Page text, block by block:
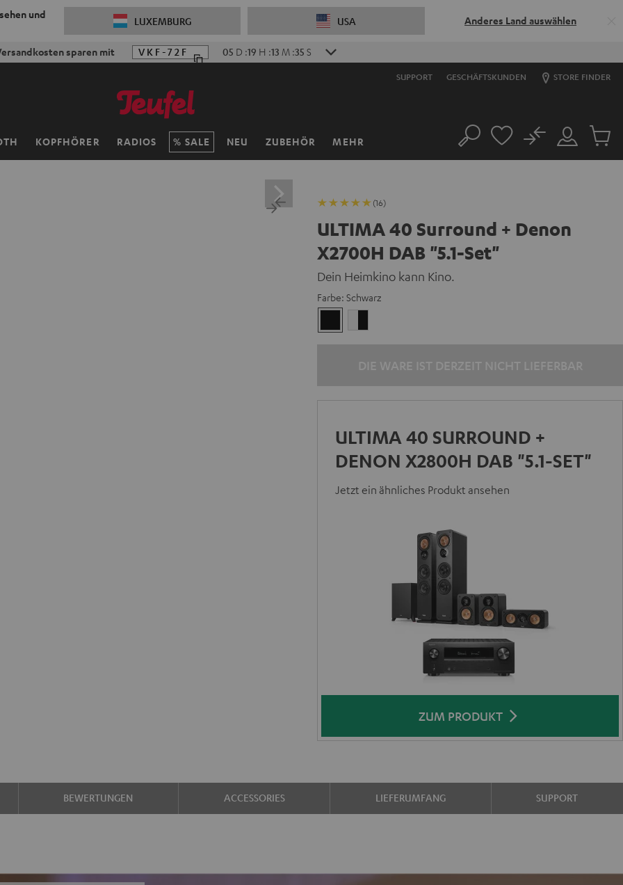
und
LUXEMBURG USA Anderes Land auswählen
sparen mit VKF-72F 05 D :19 H :13 M :33 S
SUPPORT GESCHÄFTSKUNDEN STORE FINDER
KOPFHÖRER RADIOS SALE NEU ZUBEHÖR MEHR Suche
Mein
Konto
No
Artikel
(16)
ULTIMA 40 Surround + Denon
X2700H DAB "5.1-Set"
Dein Heimkino kann Kino.
Farbe: Schwarz
ULTIMA 40 SURROUND +
DENON X2800H DAB "5.1-SET"
Jetzt ein ähnliches Produkt ansehen
ZUM PRODUKT
BEWERTUNGEN ACCESSORIES LIEFERUMFANG SUPPORT